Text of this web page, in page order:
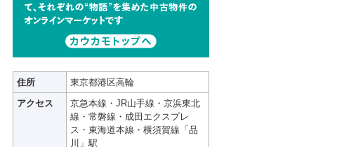
住所
東京都港区高輪
アクセス
京急本線・JR山手線・京浜東北
線・常磐線・成田エクスプレ
ス・東海道本線・横須賀線「品
川」駅